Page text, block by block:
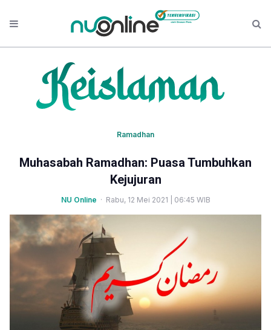
Ramadhan
Muhasabah Ramadhan: Puasa Tumbuhkan
Kejujuran
NU Online · Rabu, 12 Mei 2021 | 06:45 WIB